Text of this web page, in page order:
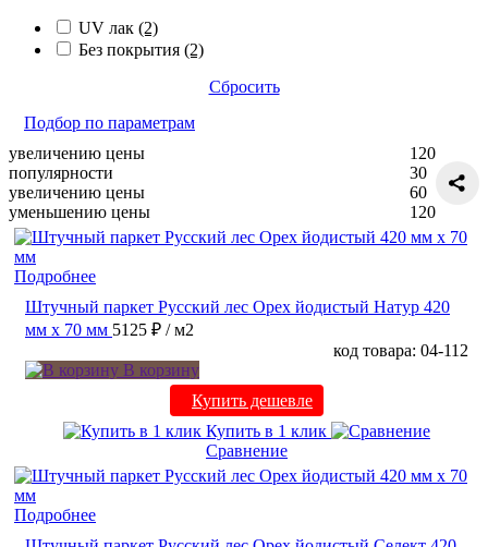
UV лак (2)
Без покрытия (2)
Сбросить
Подбор по параметрам
увеличению цены
популярности
увеличению цены
уменьшению цены
120
30
60
120
Подробнее
Штучный паркет Русский лес Орех йодистый Натур 420
мм х 70 мм 5125 ₽ / м2
код товара: 04-112
В корзину
Купить дешевле
Купить в 1 клик
Сравнение
Подробнее